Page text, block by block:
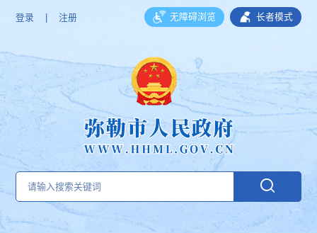
登录 注册 无障碍浏览 长者模式